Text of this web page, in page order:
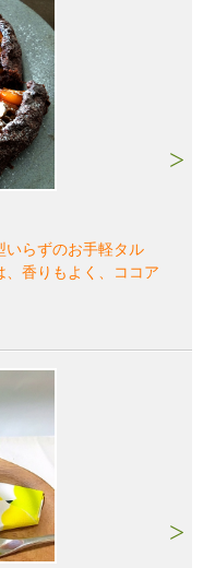
いらずのお手軽タル
、香りもよく、ココア